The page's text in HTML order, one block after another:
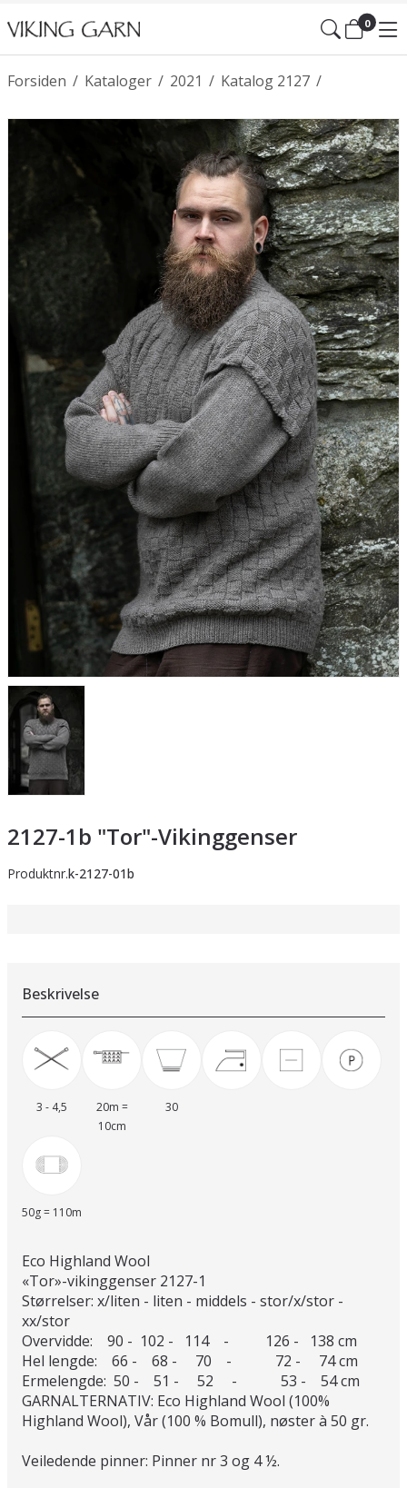
0
/
Forsiden /
Kataloger /
2021 /
Katalog 2127
2127-1b "Tor"-Vikinggenser
Produktnr.k-2127-01b
Beskrivelse
3 - 4,5
20m =
10cm
30
50g = 110m
Eco Highland Wool
«Tor»-vikinggenser 2127-1
Størrelser: x/liten - liten - middels - stor/x/stor -
xx/stor
Overvidde: 90 - 102 - 114 - 126 - 138 cm
Hel lengde: 66 - 68 - 70 - 72 - 74 cm
Ermelengde: 50 - 51 - 52 - 53 - 54 cm
GARNALTERNATIV: Eco Highland Wool (100%
Highland Wool), Vår (100 % Bomull), nøster à 50 gr.
Veiledende pinner: Pinner nr 3 og 4 ½.